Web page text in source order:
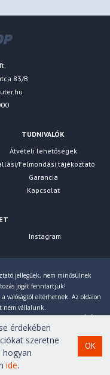
83/B
TUDNIVALÓK
Átvételi lehetőségek
Felmondási tájékoztató
Garancia
Kapcsolat
Instagram
jellegűek, nem minősülnek
jogát fenntartjuk!
valóságtól eltérhetnek. Az oldalon
nem vállalunk.
jog
érdekében
szeretne
hogyan
ide.
OK